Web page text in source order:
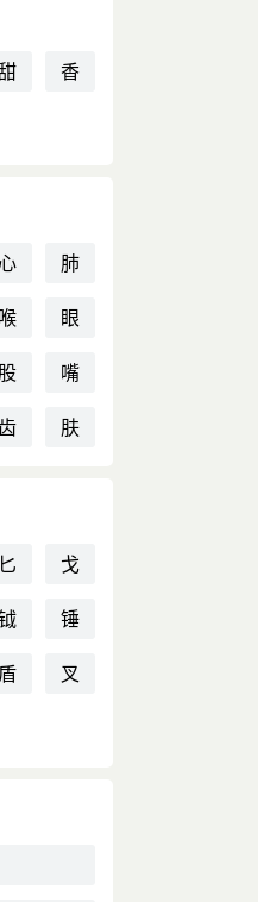
香
肺
喉
眼
股
嘴
齿 肤
匕
戈
锤
盾
叉